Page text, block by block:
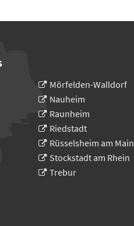
Mörfelden-Walldorf
Nauheim
Raunheim
Riedstadt
Rüsselsheim am Main
Stockstadt am Rhein
Trebur